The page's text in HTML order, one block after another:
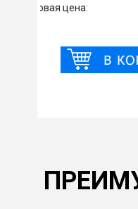
Новая цена: